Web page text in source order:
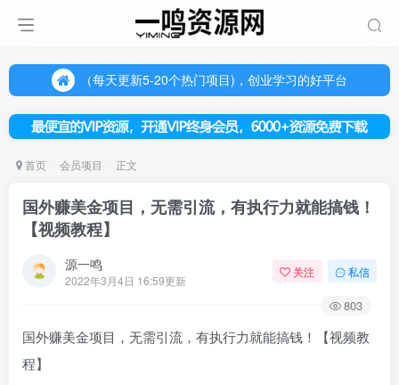
（每天更新5-20个热门项目)，创业学习的好平台
（每天更新5-20个热门项目)，创业学习的好平台
欢迎访问一鸣资源网，本站汇集数千网创课程和项目
首页 会员项目 正文
国外赚美金项目，无需引流，有执行力就能搞钱！
【视频教程】
源一鸣
2022年3月4日 16:59更新
关注 私信
803
国外赚美金项目，无需引流，有执行力就能搞钱！【视频教
程】